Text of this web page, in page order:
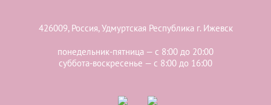
426009, Россия, Удмуртская Республика г. Ижевск
понедельник-пятница — с 8:00 до 20:00
суббота-воскресенье — с 8:00 до 16:00